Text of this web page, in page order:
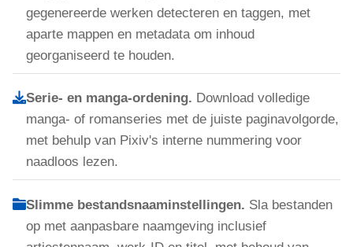
gegenereerde werken detecteren en taggen, met
aparte mappen en metadata om inhoud
georganiseerd te houden.
Serie- en manga-ordening. Download volledige
manga- of romanseries met de juiste paginavolgorde,
met behulp van Pixiv's interne nummering voor
naadloos lezen.
Slimme bestandsnaaminstellingen. Sla bestanden
op met aanpasbare naamgeving inclusief